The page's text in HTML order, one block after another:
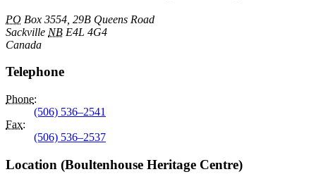
PO Box 3554, 29B Queens Road
Sackville NB E4L 4G4
Canada
Telephone
Phone:
(506) 536–2541
Fax:
(506) 536–2537
Location (Boultenhouse Heritage Centre)